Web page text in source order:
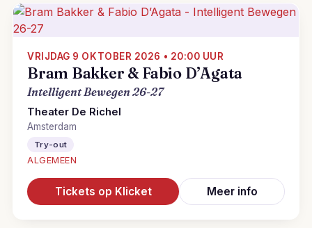
VRIJDAG 9 OKTOBER 2026 • 20:00 UUR
Bram Bakker & Fabio D’Agata
Intelligent Bewegen 26-27
Theater De Richel
Amsterdam
Try-out
ALGEMEEN
Tickets op Klicket Meer info